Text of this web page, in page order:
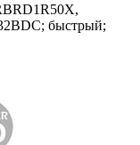
быстрый;